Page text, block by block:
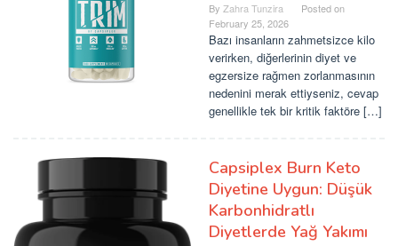
By Zahra Tunzira
Posted on
February 25, 2026
Bazı insanların zahmetsizce kilo
verirken, diğerlerinin diyet ve
egzersize rağmen zorlanmasının
nedenini merak ettiyseniz, cevap
genellikle tek bir kritik faktöre […]
Capsiplex Burn Keto
Diyetine Uygun: Düşük
Karbonhidratlı
Diyetlerde Yağ Yakımı